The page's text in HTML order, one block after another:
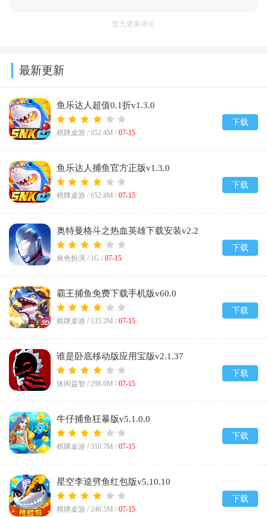
暂无更多评论
最新更新
鱼乐达人超值0.1折v1.3.0
棋牌桌游 / 652.4M / 07-15
下载
鱼乐达人捕鱼官方正版v1.3.0
棋牌桌游 / 652.4M / 07-15
下载
奥特曼格斗之热血英雄下载安装v2.2
角色扮演 / 1G / 07-15
下载
霸王捕鱼免费下载手机版v60.0
棋牌桌游 / 135.2M / 07-15
下载
谁是卧底移动版应用宝版v2.1.37
休闲益智 / 298.0M / 07-15
下载
牛仔捕鱼狂暴版v5.1.0.0
棋牌桌游 / 310.7M / 07-15
下载
星空李逵劈鱼红包版v5.10.10
棋牌桌游 / 246.5M / 07-15
下载